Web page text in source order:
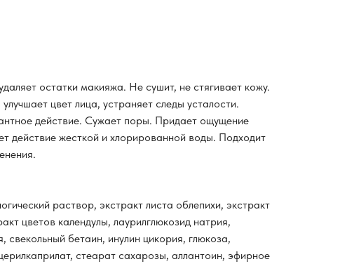
остатки макияжа. Не сушит, не стягивает кожу.
цвет лица, устраняет следы усталости.
действие. Сужает поры. Придает ощущение
действие жесткой и хлорированной воды. Подходит
раствор, экстракт листа облепихи, экстракт
цветов календулы, лаурилглюкозид натрия,
свекольный бетаин, инулин цикория, глюкоза,
стеарат сахарозы, аллантоин, эфирное